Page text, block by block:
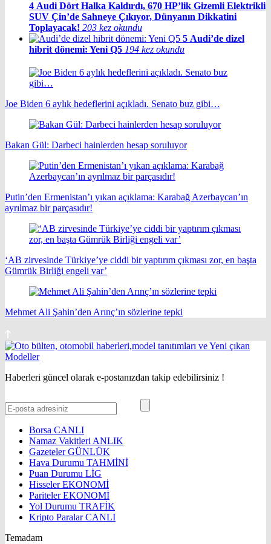
4 Audi Dört Halka Kaldırdı, 670 HP’lik Gizemli Elektrikli
SUV Çin’de Sahneye Çıkıyor, Dünyanın Dikkatini
Toplayacak! 203 kez okundu
5 Audi’de dizel
hibrit dönemi: Yeni Q5 194 kez okundu
Joe Biden 6 aylık hedeflerini açıkladı. Senato buz gibi…
Bakan Gül: Darbeci hainlerden hesap soruluyor
Putin’den Ermenistan’ı yıkan açıklama: Karabağ Azerbaycan’ın
ayrılmaz bir parçasıdır!
‘AB zirvesinde Türkiye’ye ciddi bir yaptırım çıkması zor, en başta
Gümrük Birliği engeli var’
Mehmet Ali Şahin’den Arınç’ın sözlerine tepki
Haberleri güncel olarak e-postanızdan takip edebilirsiniz !
Borsa CANLI
Namaz Vakitleri ANLIK
GazetelerGÜNLÜK
Hava Durumu TAHMİNİ
Puan Durumu LİG
HisselerEKONOMİ
ParitelerEKONOMİ
Yol Durumu TRAFİK
Kripto ParalarCANLI
Temadam